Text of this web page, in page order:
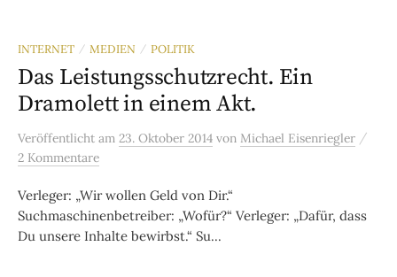
INTERNET / MEDIEN / POLITIK
Das Leistungsschutzrecht. Ein
Dramolett in einem Akt.
Veröffentlicht am 23. Oktober 2014 von Michael Eisenriegler /
2 Kommentare
Verleger: „Wir wollen Geld von Dir.“
Suchmaschinenbetreiber: „Wofür?“ Verleger: „Dafür, dass
Du unsere Inhalte bewirbst.“ Su...